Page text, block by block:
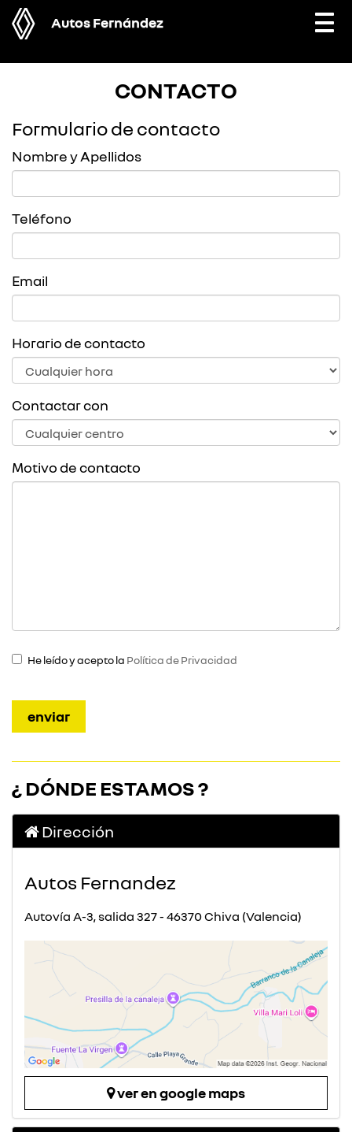
Autos Fernández
CONTACTO
Formulario de contacto
Nombre y Apellidos
Teléfono
Email
Horario de contacto
Contactar con
Motivo de contacto
He leído y acepto la Política de Privacidad
¿ DÓNDE ESTAMOS ?
Dirección
Autos Fernandez
Autovía A-3, salida 327 - 46370 Chiva (Valencia)
ver en google maps